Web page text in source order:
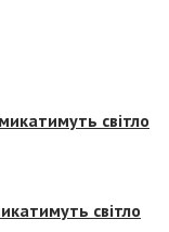
світло
світло